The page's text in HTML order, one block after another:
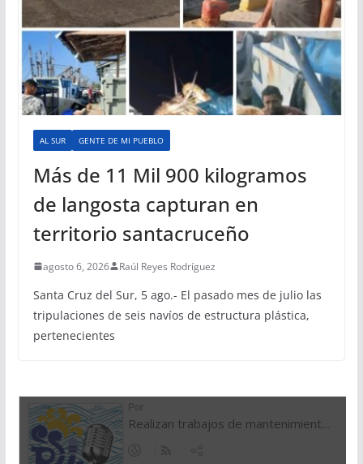
AL SUR GENTE DE MI PUEBLO
Más de 11 Mil 900 kilogramos
de langosta capturan en
territorio santacruceño
agosto 6, 2026 Raúl Reyes Rodríguez
Santa Cruz del Sur, 5 ago.- El pasado mes de julio las
tripulaciones de seis navíos de estructura plástica,
pertenecientes